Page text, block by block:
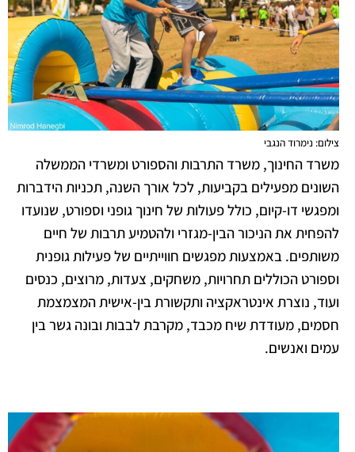
צילום: נימרוד הנגבי
משרד החינוך, משרד התרבות והספורט ומשרדי הממשלה
השונים מפעילים בקביעות, לכל אורך השנה, תכניות הידברות
ומפגשי דו-קיום, כולל פעולות של חינוך גופני וספורט, שנועדו
להפחית את הניכור הבין-מגזרי ולהטמיע תרבות של חיים
משותפים. באמצעות מפגשים חווייתיים של פעילות גופנית
וספורט הכוללים תחרויות, משחקים, צעדות, מרוצים, כנסים
ועוד, נוצרת אינטראקציה ותקשורת בין-אישית המצמצמת
חסמים, מעודדת שיח מכבד, מקרבת לבבות ובונה גשר בין
עמים ואנשים.